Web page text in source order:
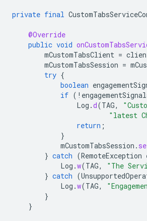
private final
@Override
public void
mCustomTabsClient =
mCustomTabsSession =
try {
boolean
if ( !
Log .d(TAG,
"latest
return ;
}
mCustomTabsSession .
} catch (RemoteException
Log .w(TAG,
"The
} catch (
Log .w(TAG,
}
}